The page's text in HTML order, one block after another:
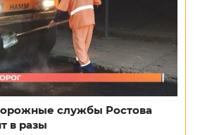
службы Ростова
в разы